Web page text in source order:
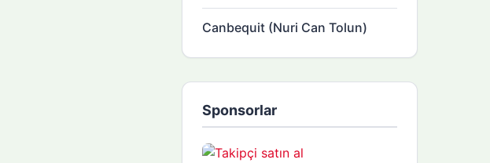
Canbequit (Nuri Can Tolun)
Sponsorlar